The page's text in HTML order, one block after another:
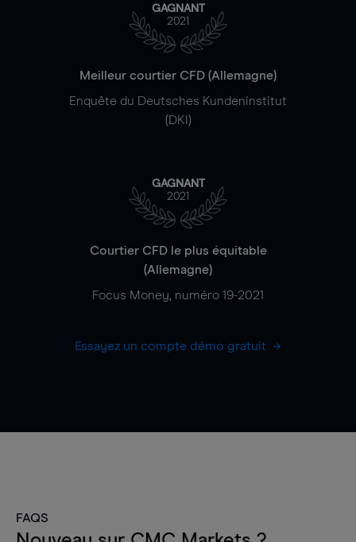
GAGNANT
2021
Meilleur courtier CFD (Allemagne)
Enquête du Deutsches Kundeninstitut
(DKI)
GAGNANT
2021
Courtier CFD le plus équitable
(Allemagne)
Focus Money, numéro 19-2021
Essayez un compte démo gratuit
FAQS